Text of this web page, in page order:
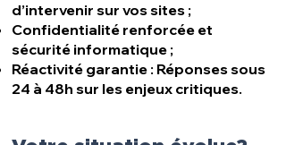
d’intervenir sur vos sites ;
Confidentialité renforcée et
sécurité informatique ;
Réactivité garantie : Réponses sous
24 à 48h sur les enjeux critiques.